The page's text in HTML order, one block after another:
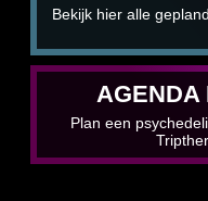
Bekijk hier alle
AGENDA
Plan een